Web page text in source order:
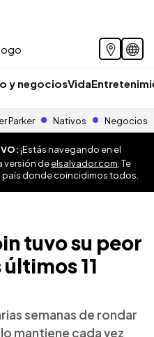
y negociosVida
Parker Nativos Negocios
¡Estás navegando en el
versión deelsalvador.com . Te
país donde coincidimos todos.
tuvo su peor
11
semanas de rondar
mantiene cada vez